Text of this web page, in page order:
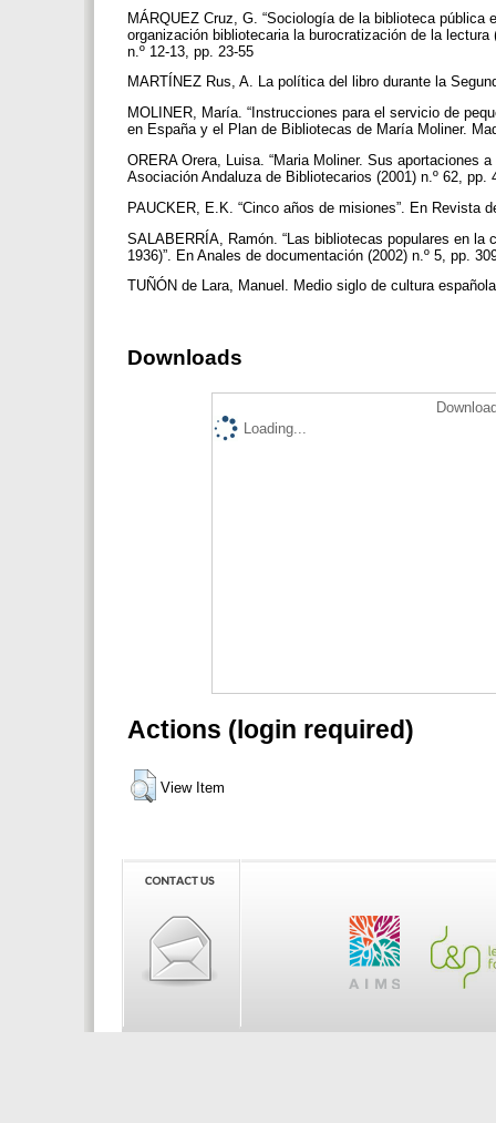
MÁRQUEZ Cruz, G. “Sociología de la biblioteca
organización bibliotecaria la burocratización de la
n.º 12-13, pp. 23-55
MARTÍNEZ Rus, A. La política del libro durante la
MOLINER, María. “Instrucciones para el servicio de
en España y el Plan de Bibliotecas de María Moliner.
ORERA Orera, Luisa. “Maria Moliner. Sus aportaciones
Asociación Andaluza de Bibliotecarios (2001) n.º 62, pp.
PAUCKER, E.K. “Cinco años de misiones”. En Revista
SALABERRÍA, Ramón. “Las bibliotecas populares en
1936)”. En Anales de documentación (2002) n.º 5, pp.
TUÑÓN de Lara, Manuel. Medio siglo de cultura
Downloads
Loading...
Actions (login required)
View Item